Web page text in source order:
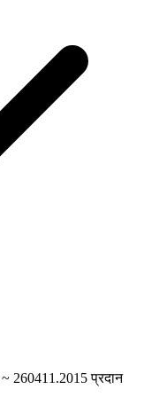
260411.2015 प्रदान